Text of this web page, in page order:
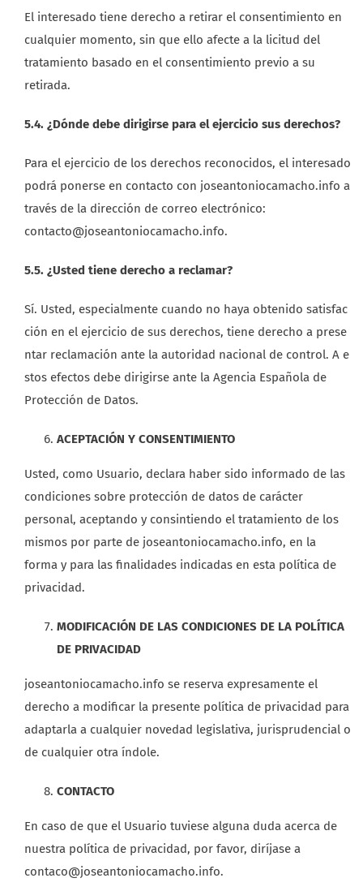
El interesado tiene derecho a retirar el consentimiento en
cualquier momento, sin que ello afecte a la licitud del
tratamiento basado en el consentimiento previo a su
retirada.
5.4. ¿Dónde debe dirigirse para el ejercicio sus derechos?
Para el ejercicio de los derechos reconocidos, el interesado
podrá ponerse en contacto con joseantoniocamacho.info a
través de la dirección de correo electrónico:
contacto@joseantoniocamacho.info.
5.5. ¿Usted tiene derecho a reclamar?
Sí. Usted, especialmente cuando no haya obtenido satisfac
ción en el ejercicio de sus derechos, tiene derecho a prese
ntar reclamación ante la autoridad nacional de control. A e
stos efectos debe dirigirse ante la Agencia Española de
Protección de Datos.
ACEPTACIÓN Y CONSENTIMIENTO
Usted, como Usuario, declara haber sido informado de las
condiciones sobre protección de datos de carácter
personal, aceptando y consintiendo el tratamiento de los
mismos por parte de joseantoniocamacho.info, en la
forma y para las finalidades indicadas en esta política de
privacidad.
MODIFICACIÓN DE LAS CONDICIONES DE LA POLÍTICA
DE PRIVACIDAD
joseantoniocamacho.info se reserva expresamente el
derecho a modificar la presente política de privacidad para
adaptarla a cualquier novedad legislativa, jurisprudencial o
de cualquier otra índole.
CONTACTO
En caso de que el Usuario tuviese alguna duda acerca de
nuestra política de privacidad, por favor, diríjase a
contaco@joseantoniocamacho.info.